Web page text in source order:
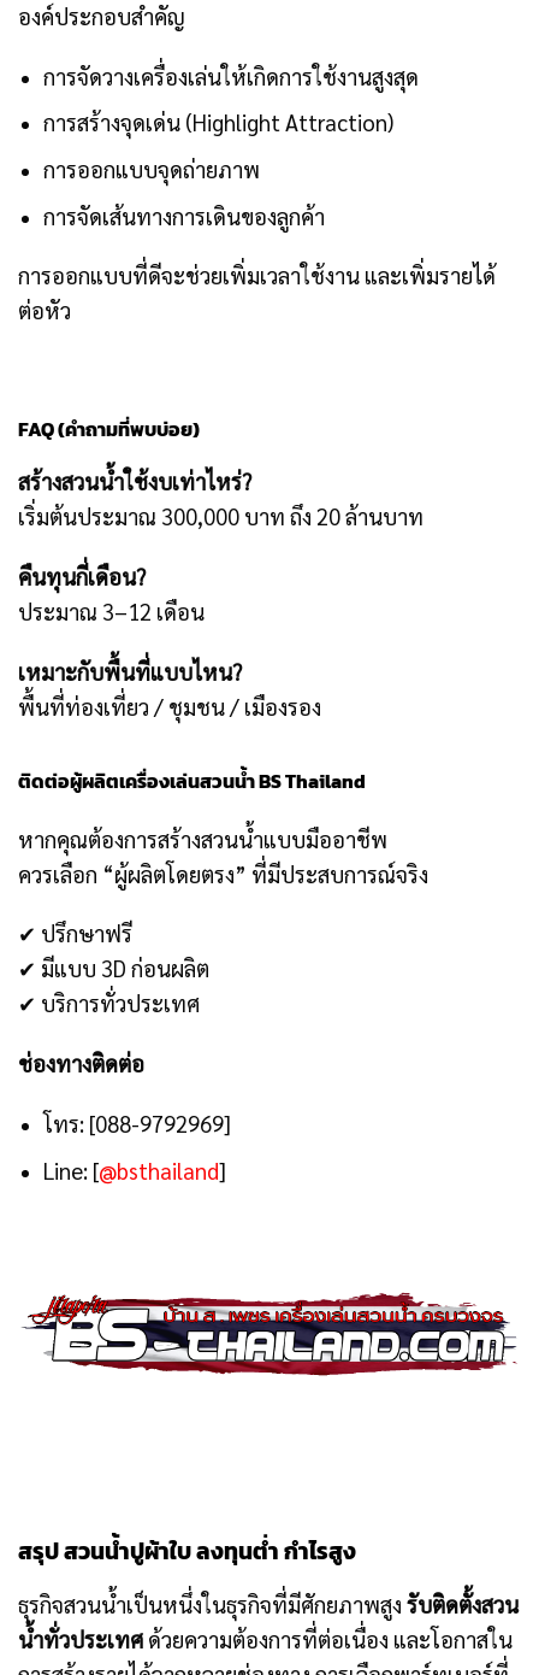
องค์ประกอบสำคัญ
การจัดวางเครื่องเล่นให้เกิดการใช้งานสูงสุด
การสร้างจุดเด่น (Highlight Attraction)
การออกแบบจุดถ่ายภาพ
การจัดเส้นทางการเดินของลูกค้า
การออกแบบที่ดีจะช่วยเพิ่มเวลาใช้งาน และเพิ่มรายได้
ต่อหัว
FAQ (คำถามที่พบบ่อย)
สร้างสวนน้ำใช้งบเท่าไหร่?
เริ่มต้นประมาณ 300,000 บาท ถึง 20 ล้านบาท
คืนทุนกี่เดือน?
ประมาณ 3–12 เดือน
เหมาะกับพื้นที่แบบไหน?
พื้นที่ท่องเที่ยว / ชุมชน / เมืองรอง
ติดต่อผู้ผลิตเครื่องเล่นสวนน้ำ BS Thailand
หากคุณต้องการสร้างสวนน้ำแบบมืออาชีพ
ควรเลือก “ผู้ผลิตโดยตรง” ที่มีประสบการณ์จริง
✔ ปรึกษาฟรี
✔ มีแบบ 3D ก่อนผลิต
✔ บริการทั่วประเทศ
ช่องทางติดต่อ
โทร: [088-9792969]
Line: [@bsthailand]
สรุป สวนน้ำปูผ้าใบ ลงทุนต่ำ กำไรสูง
ธุรกิจสวนน้ำเป็นหนึ่งในธุรกิจที่มีศักยภาพสูง รับติดตั้งสวน
น้ำทั่วประเทศ ด้วยความต้องการที่ต่อเนื่อง และโอกาสใน